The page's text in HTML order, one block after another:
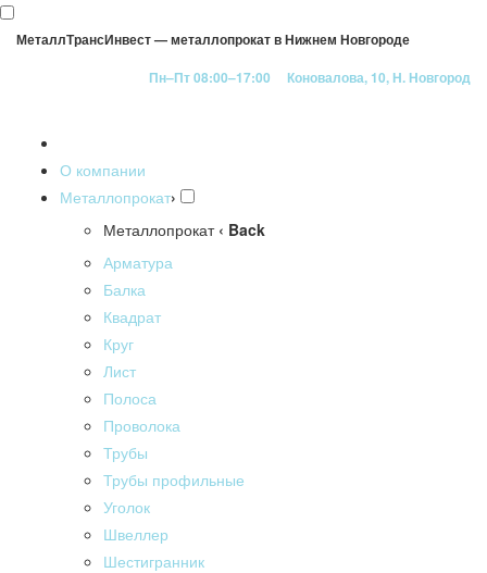
МеталлТрансИнвест — металлопрокат в Нижнем Новгороде
Пн–Пт 08:00–17:00
Коновалова, 10, Н. Новгород
О компании
Металлопрокат›
Металлопрокат ‹ Back
Арматура
Балка
Квадрат
Круг
Лист
Полоса
Проволока
Трубы
Трубы профильные
Уголок
Швеллер
Шестигранник